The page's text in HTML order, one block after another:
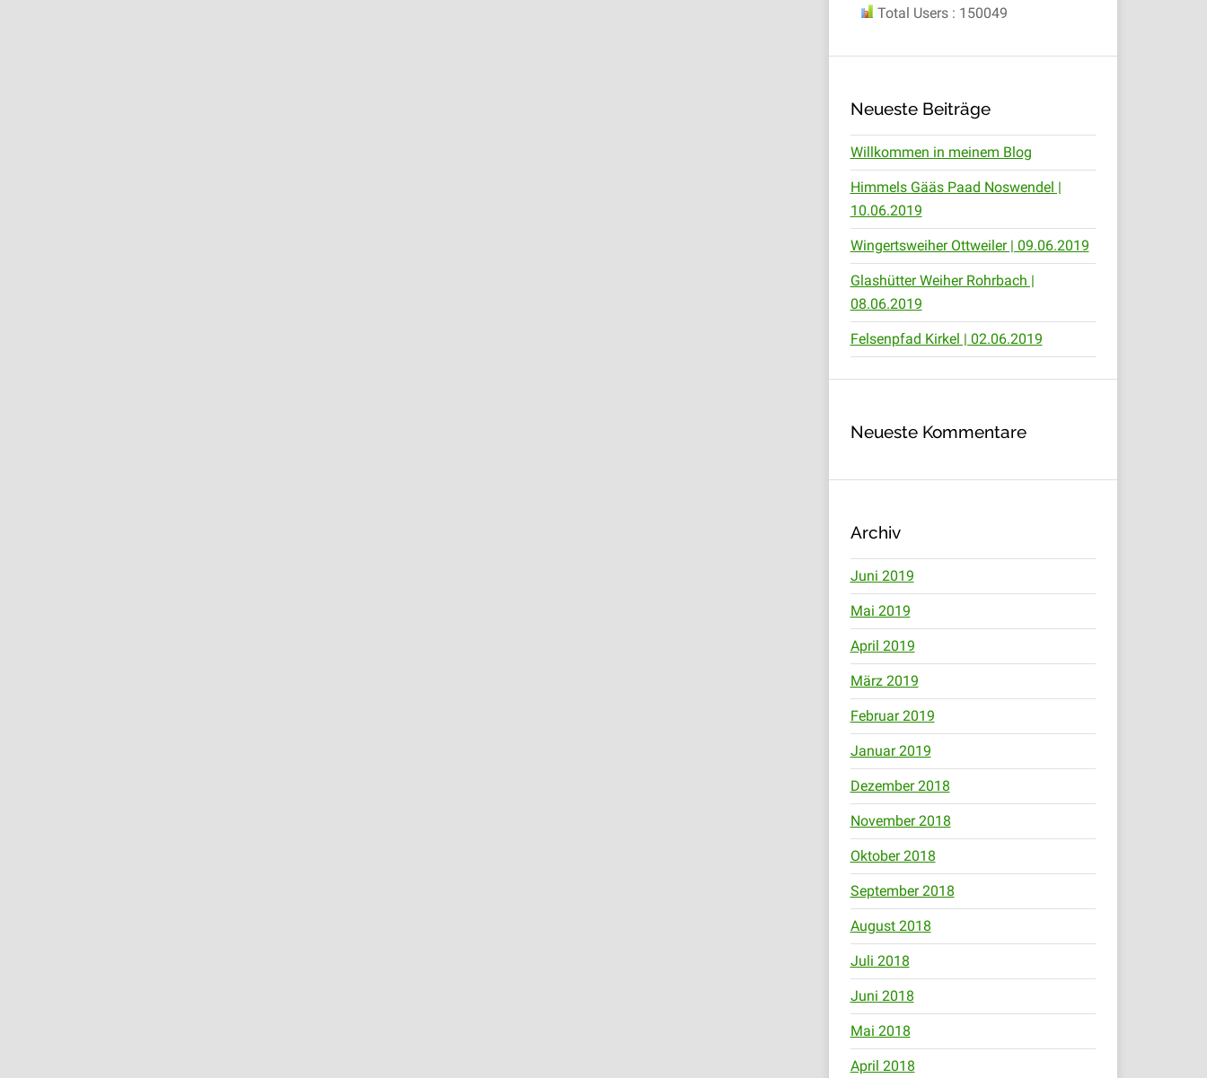
Total Users : 150049
Neueste Beiträge
Willkommen in meinem Blog
Himmels Gääs Paad Noswendel |
10.06.2019
Wingertsweiher Ottweiler | 09.06.2019
Glashütter Weiher Rohrbach |
08.06.2019
Felsenpfad Kirkel | 02.06.2019
Neueste Kommentare
Archiv
Juni 2019
Mai 2019
April 2019
März 2019
Februar 2019
Januar 2019
Dezember 2018
November 2018
Oktober 2018
September 2018
August 2018
Juli 2018
Juni 2018
Mai 2018
April 2018